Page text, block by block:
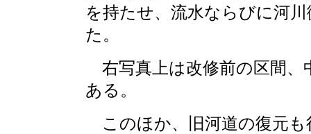
を持たせ、流水ならびに河
た。
右写真上は改修前の区間、
ある。
このほか、旧河道の復元も